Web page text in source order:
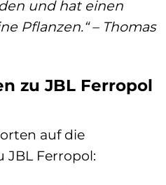
und hat einen
Pflanzen.“ – Thomas
zu JBL Ferropol
auf die
JBL Ferropol: